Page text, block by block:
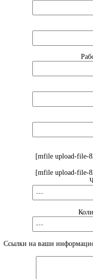
[mfile upload-file-
[mfile upload-file-
Ссылки на ваши